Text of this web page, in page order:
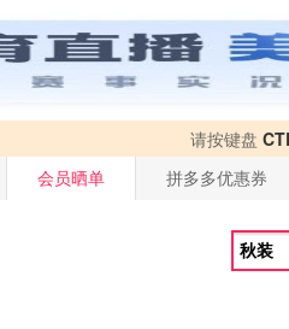
请按键盘
会员晒单 拼多多优惠券